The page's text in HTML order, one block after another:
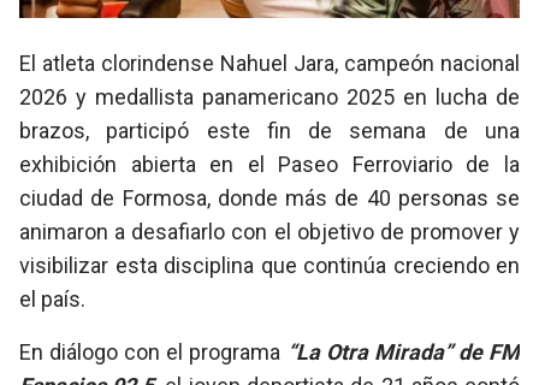
El atleta clorindense Nahuel Jara, campeón nacional
2026 y medallista panamericano 2025 en lucha de
brazos, participó este fin de semana de una
exhibición abierta en el Paseo Ferroviario de la
ciudad de Formosa, donde más de 40 personas se
animaron a desafiarlo con el objetivo de promover y
visibilizar esta disciplina que continúa creciendo en
el país.
En diálogo con el programa “La Otra Mirada” de FM